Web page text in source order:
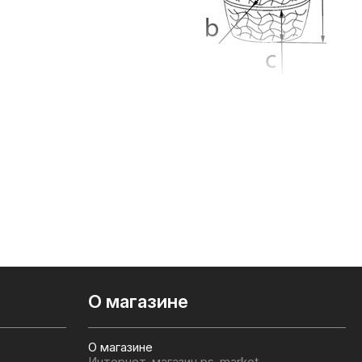
О магазине
О магазине